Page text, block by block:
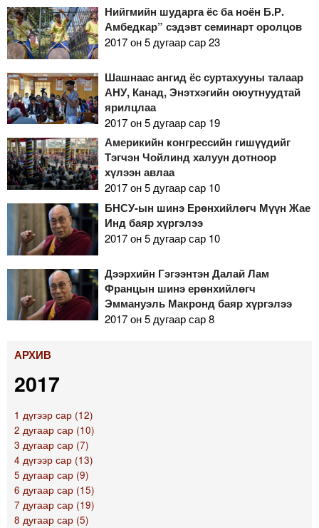
Нийгмийн шударга ёс ба ноён Б.Р.
Амбедкар” сэдэвт семинарт оролцов
2017 он 5 дугаар сар 23
Шашнаас ангид ёс суртахууны талаар
АНУ, Канад, Энэтхэгийн оюутнуудтай
ярилцлаа
2017 он 5 дугаар сар 19
Америкийн конгрессийн гишүүдийг
Тэгчэн Чойлинд халуун дотноор
хүлээн авлаа
2017 он 5 дугаар сар 10
БНСУ-ын шинэ Ерөнхийлөгч Мүүн Жае
Инд баяр хүргэлээ
2017 он 5 дугаар сар 10
Дээрхийн Гэгээнтэн Далай Лам
Францын шинэ ерөнхийлөгч
Эммануэль Макронд баяр хүргэлээ
2017 он 5 дугаар сар 8
АРХИВ
2017
1 дүгээр сар (12)
2 дугаар сар (10)
3 дугаар сар (7)
4 дүгээр сар (13)
5 дугаар сар (9)
6 дугаар сар (15)
7 дугаар сар (19)
8 дугаар сар (5)